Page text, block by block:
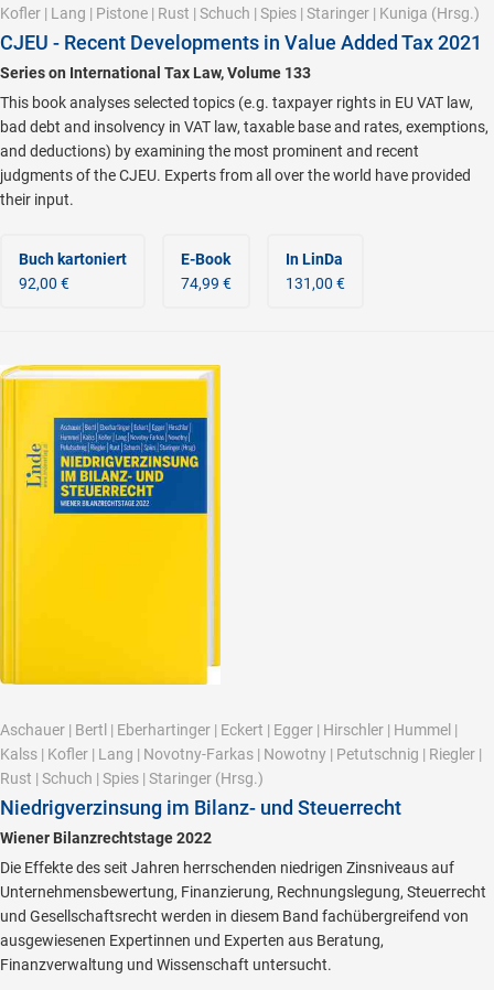
Kofler | Lang | Pistone | Rust | Schuch | Spies | Staringer | Kuniga (Hrsg.)
CJEU - Recent Developments in Value Added Tax 2021
Series on International Tax Law, Volume 133
This book analyses selected topics (e.g. taxpayer rights in EU VAT law,
bad debt and insolvency in VAT law, taxable base and rates, exemptions,
and deductions) by examining the most prominent and recent
judgments of the CJEU. Experts from all over the world have provided
their input.
Buch kartoniert
92,00 €
E-Book
74,99 €
In LinDa
131,00 €
Aschauer | Bertl | Eberhartinger | Eckert | Egger | Hirschler | Hummel |
Kalss | Kofler | Lang | Novotny-Farkas | Nowotny | Petutschnig | Riegler |
Rust | Schuch | Spies | Staringer (Hrsg.)
Niedrigverzinsung im Bilanz- und Steuerrecht
Wiener Bilanzrechtstage 2022
Die Effekte des seit Jahren herrschenden niedrigen Zinsniveaus auf
Unternehmensbewertung, Finanzierung, Rechnungslegung, Steuerrecht
und Gesellschaftsrecht werden in diesem Band fachübergreifend von
ausgewiesenen Expertinnen und Experten aus Beratung,
Finanzverwaltung und Wissenschaft untersucht.